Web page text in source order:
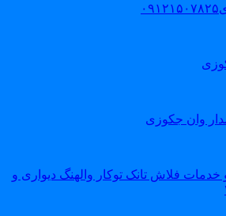
وان جکوزی
فلاش تانک توکار والهنگ دیواری و